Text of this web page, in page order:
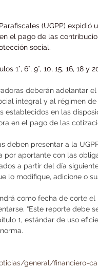
(UGPP)
el pago de las
social.
1°, 6°, 9°, 10, 15, 16, 18 y
deberán adelantar
integral y al régimen
establecidos en las
en el pago de las
deben presentar a la
por aportante con las
a partir del día
lo modifique, adicione o
como fecha de corte
“Este reporte debe
1, estándar de uso
general/financiero-